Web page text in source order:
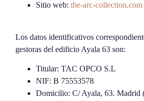
Sitio web: the-arc-collection.com
Los datos identificativos
gestoras del edificio Ayala 63 son:
Titular: TAC OPCO S.L
NIF: B 75553578
Domicilio: C/ Ayala, 63. Madrid